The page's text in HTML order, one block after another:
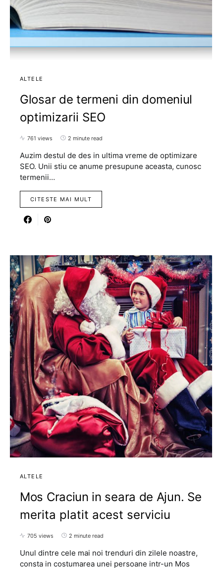
ALTELE
Glosar de termeni din domeniul
optimizarii SEO
761 views 2 minute read
Auzim destul de des in ultima vreme de optimizare
SEO. Unii stiu ce anume presupune aceasta, cunosc
termenii…
CITESTE MAI MULT
ALTELE
Mos Craciun in seara de Ajun. Se
merita platit acest serviciu
705 views 2 minute read
Unul dintre cele mai noi trenduri din zilele noastre,
consta in costumarea unei persoane intr-un Mos